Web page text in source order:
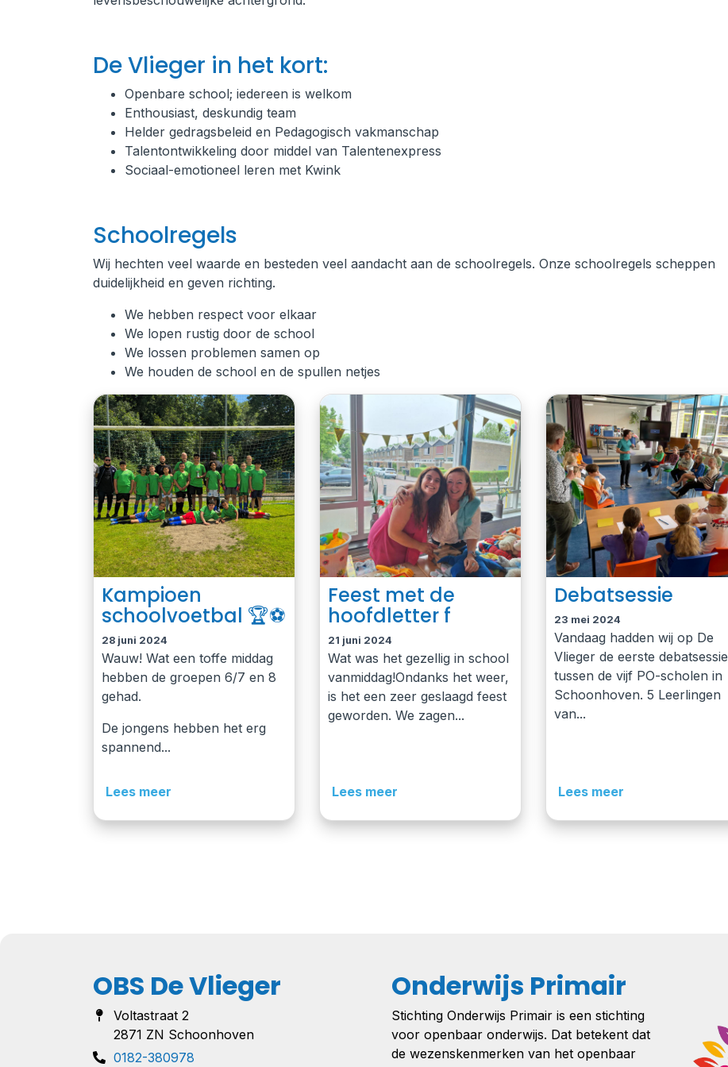
De Vlieger in het kort:
Openbare school; iedereen is welkom
Enthousiast, deskundig team
Helder gedragsbeleid en Pedagogisch vakmanschap
Talentontwikkeling door middel van Talentenexpress
Sociaal-emotioneel leren met Kwink
Schoolregels
Wij hechten veel waarde en besteden veel aandacht aan de schoolregels. Onze schoolregels scheppen
duidelijkheid en geven richting.
We hebben respect voor elkaar
We lopen rustig door de school
We lossen problemen samen op
We houden de school en de spullen netjes
Kampioen
schoolvoetbal 🏆⚽️
28 juni 2024
Wauw! Wat een toffe middag
hebben de groepen 6/7 en 8
gehad.
De jongens hebben het erg
spannend...
Lees meer
Feest met de
hoofdletter f
21 juni 2024
Wat was het gezellig in school
vanmiddag!Ondanks het weer,
is het een zeer geslaagd feest
geworden. We zagen...
Lees meer
Debatsessie
23 mei 2024
Vandaag hadden wij op De
Vlieger de eerste debatsessie
tussen de vijf PO-scholen in
Schoonhoven. 5 Leerlingen
van...
Lees meer
OBS De Vlieger
Voltastraat 2
2871 ZN Schoonhoven
0182-380978
Onderwijs Primair
Stichting Onderwijs Primair is een stichting
voor openbaar onderwijs. Dat betekent dat
de wezenskenmerken van het openbaar